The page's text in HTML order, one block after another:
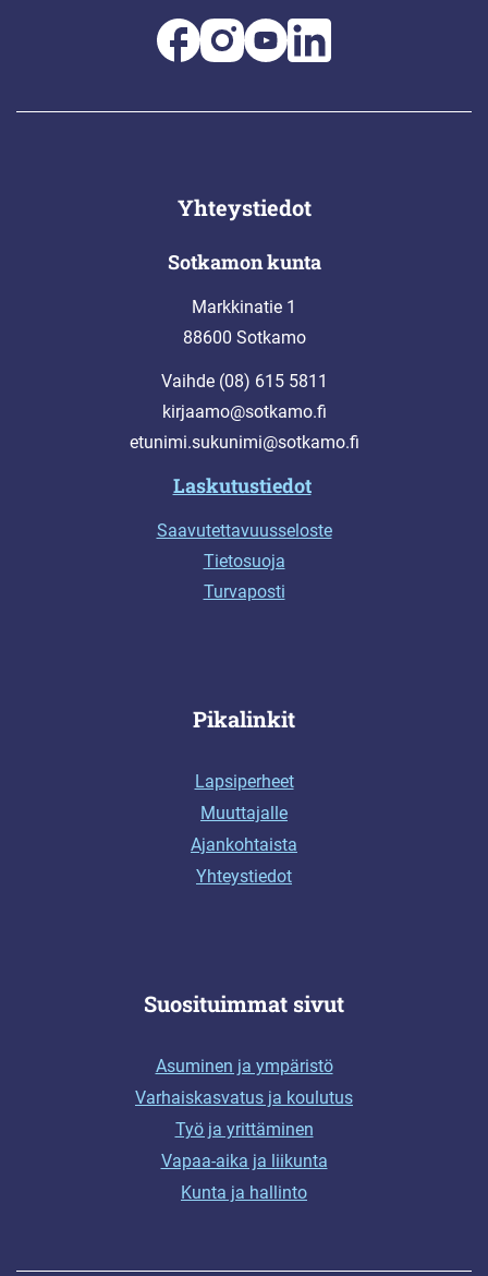
Yhteystiedot
Sotkamon kunta
Markkinatie 1
88600 Sotkamo
Vaihde (08) 615 5811
kirjaamo@sotkamo.fi
etunimi.sukunimi@sotkamo.fi
Laskutustiedot
Saavutettavuusseloste
Tietosuoja
Turvaposti
Pikalinkit
Lapsiperheet
Muuttajalle
Ajankohtaista
Yhteystiedot
Suosituimmat sivut
Asuminen ja ympäristö
Varhaiskasvatus ja koulutus
Työ ja yrittäminen
Vapaa-aika ja liikunta
Kunta ja hallinto